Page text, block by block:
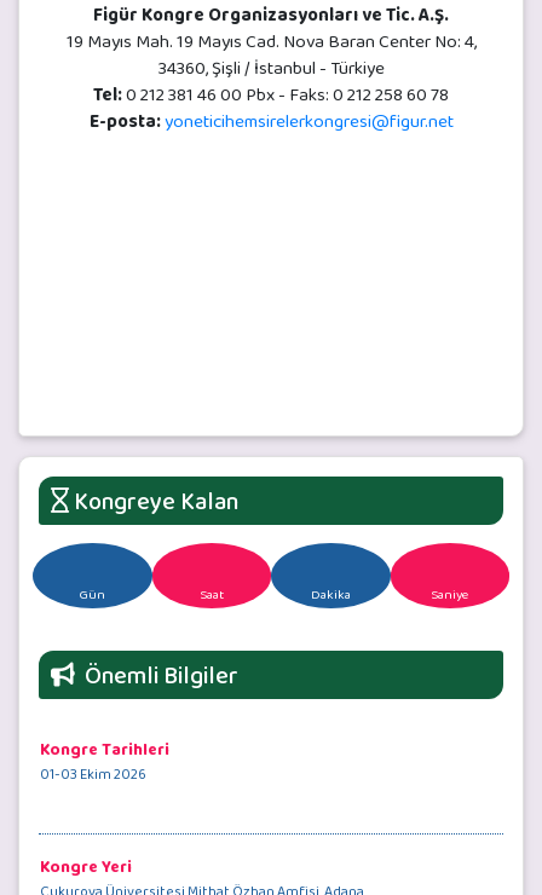
Figür Kongre Organizasyonları ve Tic. A.Ş.
19 Mayıs Mah. 19 Mayıs Cad. Nova Baran Center No: 4,
34360, Şişli / İstanbul - Türkiye
Tel:0 212 381 46 00 Pbx - Faks: 0 212 258 60 78
E-posta:yoneticihemsirelerkongresi@figur.net
Kongreye Kalan
Gün Saat Dakika Saniye
Önemli Bilgiler
Kongre Tarihleri
01-03 Ekim 2026
Kongre Yeri